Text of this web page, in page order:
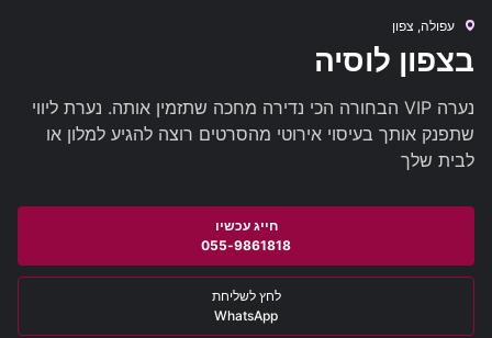
עפולה, צפון
בצפון לוסיה
נערה VIP הבחורה הכי נדירה מחכה שתזמין אותה. נערת ליווי
שתפנק אותך בעיסוי אירוטי מהסרטים רוצה להגיע למלון או
לבית שלך
055-9861818
WhatsApp